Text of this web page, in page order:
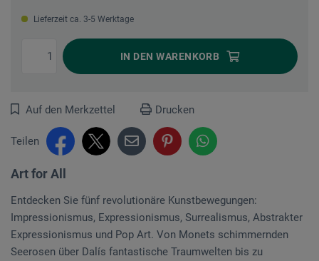
Lieferzeit ca. 3-5 Werktage
IN DEN WARENKORB
Auf den Merkzettel Drucken
Teilen
Art for All
Entdecken Sie fünf revolutionäre Kunstbewegungen:
Impressionismus, Expressionismus, Surrealismus, Abstrakter
Expressionismus und Pop Art. Von Monets schimmernden
Seerosen über Dalís fantastische Traumwelten bis zu